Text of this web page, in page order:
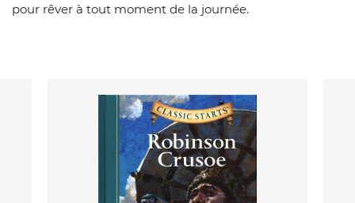
pour rêver à tout moment de la journée.